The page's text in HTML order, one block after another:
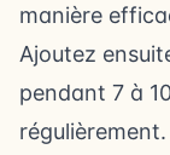
manière
Ajoutez
pendant 7 à
régulièrement.